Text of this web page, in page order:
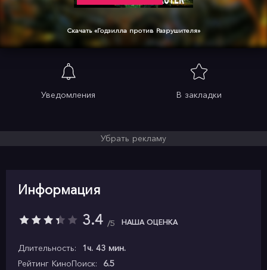
Скачать «Годзилла против Разрушителя»
Уведомления В закладки
Убрать рекламу
Информация
3.4 5 НАША ОЦЕНКА
Длительность:
1ч. 43 мин.
Рейтинг КиноПоиск:
6.5